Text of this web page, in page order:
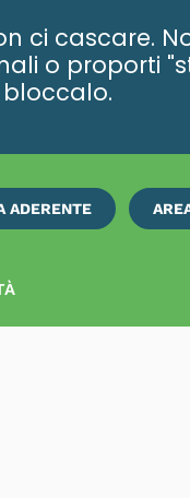
ci cascare.
o proporti
ADERENTE